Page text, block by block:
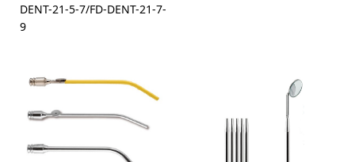
DENT-21-5-7/FD-DENT-21-7-
9